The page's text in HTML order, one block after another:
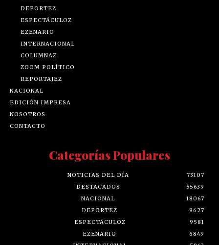
DEPORTEZ
ESPECTÁCULOZ
EZENARIO
INTERNACIONAL
COLUMNAZ
ZOOM POLÍTICO
REPORTAJEZ
NACIONAL
EDICIÓN IMPRESA
NOSOTROS
CONTACTO
Categorías Populares
NOTICIAS DEL DÍA
73107
DESTACADOS
55639
NACIONAL
18067
DEPORTEZ
9627
ESPECTÁCULOZ
9581
EZENARIO
6849